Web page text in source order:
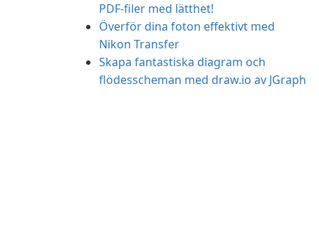
PDF-filer med lätthet!
Överför dina foton effektivt med
Nikon Transfer
Skapa fantastiska diagram och
flödesscheman med draw.io av JGraph